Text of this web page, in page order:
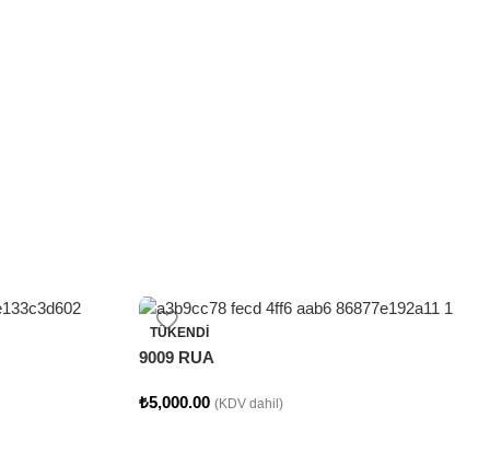
TÜKENDI
9009 RUA
₺5,000.00 (KDV dahil)